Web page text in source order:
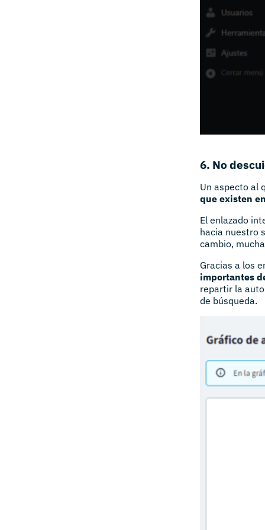
6. No
Un aspecto al
que existen
El enlazado
hacia nuestro
cambio,
Gracias a los
importantes
repartir la
de búsqueda.